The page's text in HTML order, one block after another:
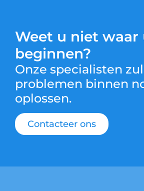
Weet u niet waar
beginnen?
Onze specialisten
problemen binnen
oplossen.
Contacteer ons